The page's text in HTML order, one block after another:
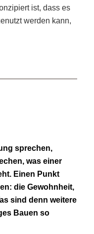
ist, dass es
werden kann,
sprechen,
was einer
Einen Punkt
die Gewohnheit,
sind denn weitere
Bauen so